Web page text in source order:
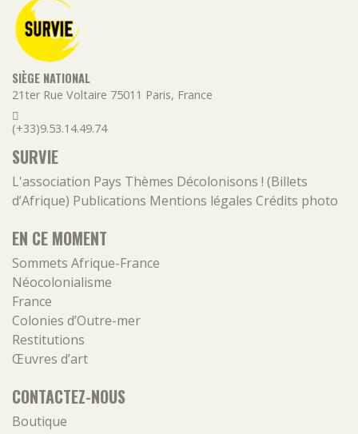
SIÈGE NATIONAL
21ter Rue Voltaire 75011 Paris, France
(+33)9.53.14.49.74
SURVIE
L'association Pays Thèmes Décolonisons ! (Billets
d’Afrique) Publications Mentions légales Crédits photo
EN CE MOMENT
Sommets Afrique-France
Néocolonialisme
France
Colonies d’Outre-mer
Restitutions
Œuvres d’art
CONTACTEZ-NOUS
Boutique